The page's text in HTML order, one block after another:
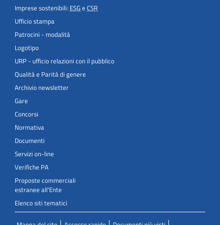
Imprese sostenibili: ESGe CSR
Ufficio stampa
Patrocini - modalità
Logotipo
URP - ufficio relazioni con il pubblico
Qualità e Parità di genere
Archivio newsletter
Gare
Concorsi
Normativa
Documenti
Servizi on-line
Verifiche PA
Proposte commerciali
estranee all'Ente
Elenco siti tematici